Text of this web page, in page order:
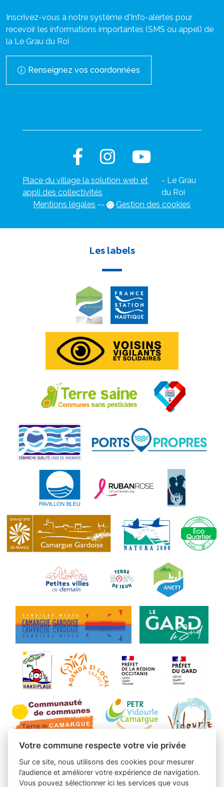
Inscrivez-vous à notre système d'Info-alertes pour
recevoir les informations importantes (SMS ou appel) de
la Le Grau du Roi
Renseignez vos coordonnées
Place du village la solution web et
appli des collectivités
- Le Grau
du Roi
Mentions légales -- Gestion des cookies
Les labels
Votre commune respecte votre vie privée
Sur ce site, nous utilisons des cookies pour mesurer
l’audience et améliorer votre expérience de navigation.
Vous pouvez sélectionner ici les services que vous